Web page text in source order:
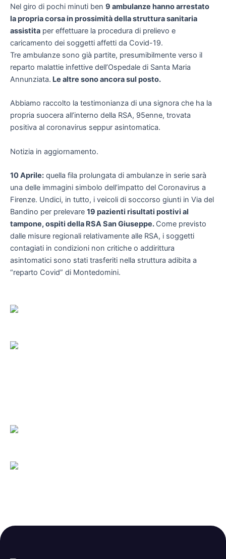
Nel giro di pochi minuti ben 9 ambulanze hanno arrestato
la propria corsa in prossimità della struttura sanitaria
assistita per effettuare la procedura di prelievo e
caricamento dei soggetti affetti da Covid-19.
Tre ambulanze sono già partite, presumibilmente verso il
reparto malattie infettive dell’Ospedale di Santa Maria
Annunziata. Le altre sono ancora sul posto.
Abbiamo raccolto la testimonianza di una signora che ha la
propria suocera all’interno della RSA, 95enne, trovata
positiva al coronavirus seppur asintomatica.
Notizia in aggiornamento.
10 Aprile: quella fila prolungata di ambulanze in serie sarà
una delle immagini simbolo dell’impatto del Coronavirus a
Firenze. Undici, in tutto, i veicoli di soccorso giunti in Via del
Bandino per prelevare 19 pazienti risultati postivi al
tampone, ospiti della RSA San Giuseppe. Come previsto
dalle misure regionali relativamente alle RSA, i soggetti
contagiati in condizioni non critiche o addirittura
asintomatici sono stati trasferiti nella struttura adibita a
“reparto Covid” di Montedomini.